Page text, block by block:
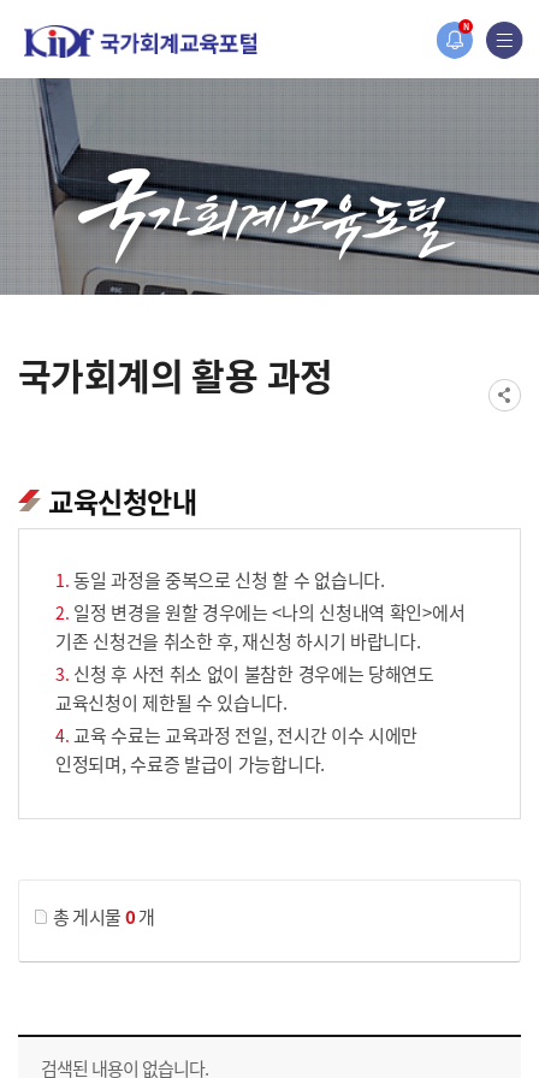
N
홈페이지가 새롭게 개편되었습니다.
한국조세재정연구원홈페이지가 새롭게 개설되었습니다.
국가회계의 활용 과정
교육신청안내
동일 과정을 중복으로 신청 할 수 없습니다.
일정 변경을 원할 경우에는 <나의 신청내역 확인>에서
기존 신청건을 취소한 후, 재신청 하시기 바랍니다.
신청 후 사전 취소 없이 불참한 경우에는 당해연도
교육신청이 제한될 수 있습니다.
교육 수료는 교육과정 전일, 전시간 이수 시에만
인정되며, 수료증 발급이 가능합니다.
총 게시물0개
교육신청 목록을 나타낸 표로 회차, 지역, 접수기간, 교육기간, 교육장소, 신청인원/모집인원, 상태로 나뉘어 설명합니다.
검색된 내용이 없습니다.